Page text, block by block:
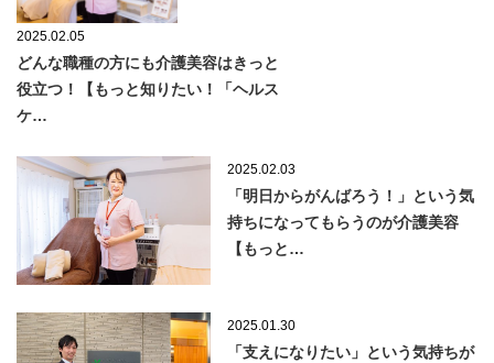
2025.02.05
どんな職種の方にも介護美容はきっと
役立つ！【もっと知りたい！「ヘルス
ケ…
2025.02.03
「明日からがんばろう！」という気
持ちになってもらうのが介護美容
【もっと…
2025.01.30
「支えになりたい」という気持ちが